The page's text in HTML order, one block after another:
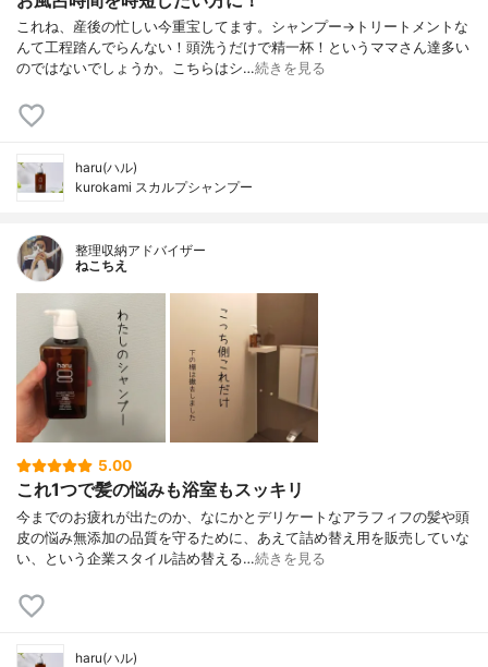
これね、産後の忙しい今重宝してます。シャンプー→トリートメントな
んて工程踏んでらんない！頭洗うだけで精一杯！というママさん達多い
のではないでしょうか。こちらはシ…続きを見る
haru(ハル)
kurokami スカルプシャンプー
整理収納アドバイザー
ねこちえ
5.00
これ1つで髪の悩みも浴室もスッキリ
今までのお疲れが出たのか、なにかとデリケートなアラフィフの髪や頭
皮の悩み無添加の品質を守るために、あえて詰め替え用を販売していな
い、という企業スタイル詰め替える…続きを見る
haru(ハル)